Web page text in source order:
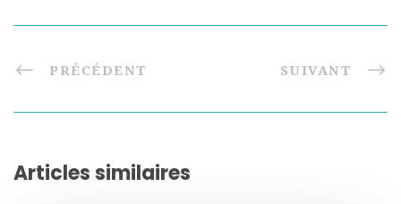
PRÉCÉDENT SUIVANT
Articles similaires